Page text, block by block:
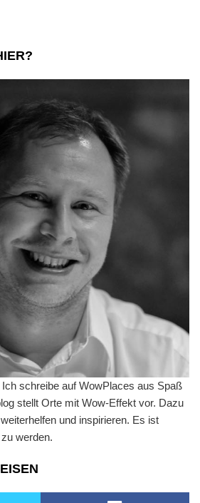
schreibe auf WowPlaces aus Spaß
stellt Orte mit Wow-Effekt vor. Dazu
und inspirieren. Es ist
werden.